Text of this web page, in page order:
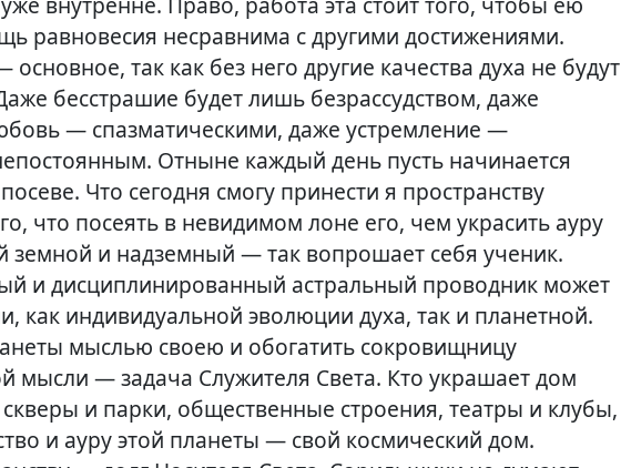
равновесия несравнима с другими достижениями.
так как без него другие качества духа не будут
бесстрашие будет лишь безрассудством, даже
— спазматическими, даже устремление —
Отныне каждый день пусть начинается
Что сегодня смогу принести я пространству
что посеять в невидимом лоне его, чем украсить ауру
земной и надземный — так вопрошает себя ученик.
и дисциплинированный астральный проводник может
как индивидуальной эволюции духа, так и планетной.
мыслью своею и обогатить сокровищницу
мысли — задача Служителя Света. Кто украшает дом
скверы и парки, общественные строения, театры и клубы,
и ауру этой планеты — свой космический дом.